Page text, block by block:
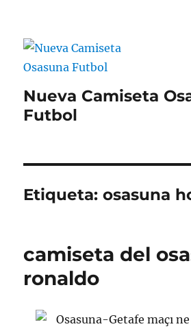
Nueva Camiseta
Futbol
Etiqueta:osasuna
camiseta del
ronaldo